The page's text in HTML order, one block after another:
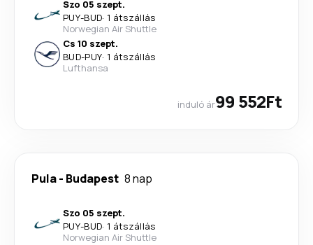
Szo 05 szept.
PUY-BUD· 1 átszállás
Norwegian Air Shuttle
Cs 10 szept.
BUD-PUY· 1 átszállás
Lufthansa
induló ár99 552Ft
Pula- Budapest 8 nap
Szo 05 szept.
PUY-BUD· 1 átszállás
Norwegian Air Shuttle